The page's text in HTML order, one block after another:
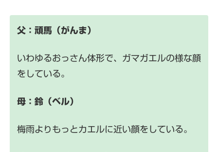
父：頑馬（がんま）
いわゆるおっさん体形で、ガマガエルの様な顔
をしている。
母：鈴（ベル）
梅雨よりもっとカエルに近い顔をしている。